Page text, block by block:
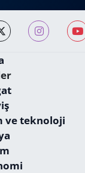
ve teknoloji